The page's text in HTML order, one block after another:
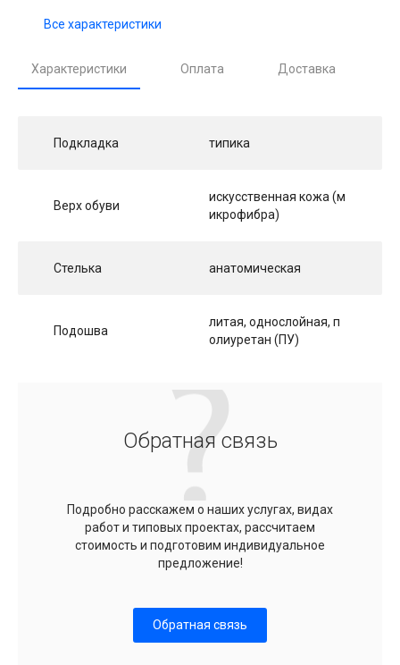
Все характеристики
Характеристики Оплата Доставка
Подкладка типика
Верх обуви
искусственная кожа (м
икрофибра)
Стелька анатомическая
Подошва
литая, однослойная, п
олиуретан (ПУ)
Обратная связь
Подробно расскажем о наших услугах, видах
работ и типовых проектах, рассчитаем
стоимость и подготовим индивидуальное
предложение!
Обратная связь